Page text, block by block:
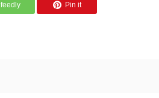
feedly Pin it